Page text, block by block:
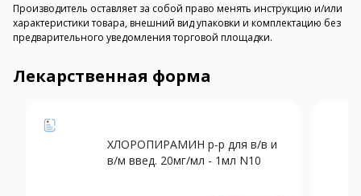
Производитель оставляет за собой право менять инструкцию и/или
характеристики товара, внешний вид упаковки и комплектацию без
предварительного уведомления торговой площадки.
Лекарственная форма
ХЛОРОПИРАМИН р-р для в/в и
в/м введ. 20мг/мл - 1мл N10